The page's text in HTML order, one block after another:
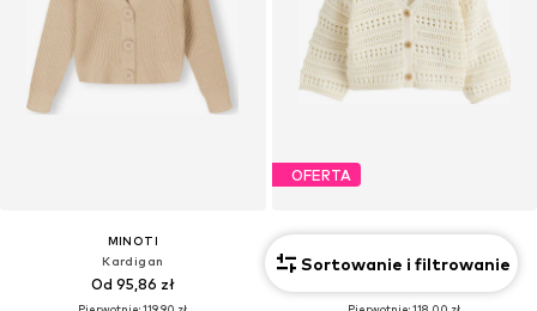
MINOTI
Kardigan
Od 95,86 zł
OFERTA
Kardigan
Sortowanie i filtrowanie